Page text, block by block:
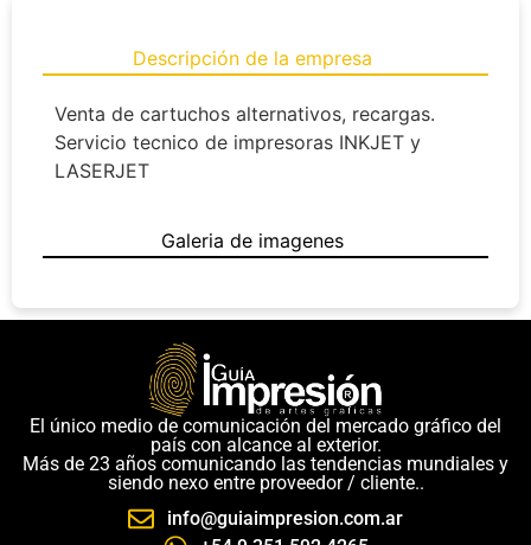
Descripción de la empresa
Galeria de imagenes
Venta de cartuchos alternativos, recargas.
Servicio tecnico de impresoras INKJET y
LASERJET
El único medio de comunicación del mercado gráfico del
país con alcance al exterior.
Más de 23 años comunicando las tendencias mundiales y
siendo nexo entre proveedor / cliente..
info@guiaimpresion.com.ar